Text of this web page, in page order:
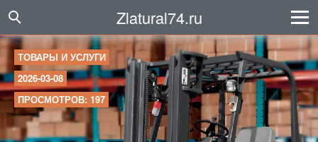
Zlatural74.ru
ТОВАРЫ И УСЛУГИ
2026-03-08
ПРОСМОТРОВ: 197